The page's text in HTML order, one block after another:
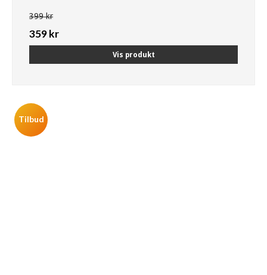
399 kr
359 kr
Vis produkt
Tilbud